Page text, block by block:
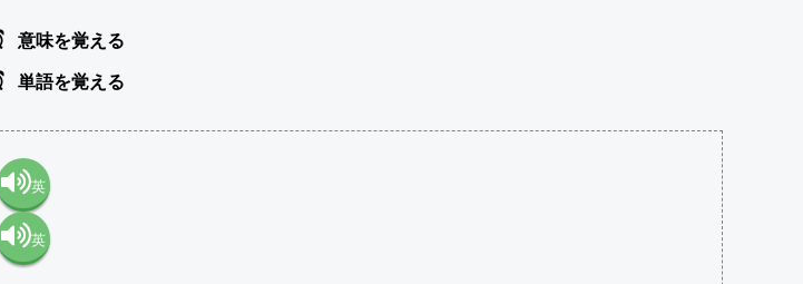
意味を覚える
単語を覚える
英
語（米
英